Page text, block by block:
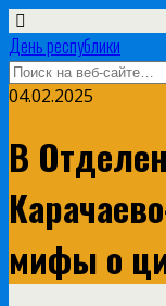
День республики
04.02.2025
В
мифы о